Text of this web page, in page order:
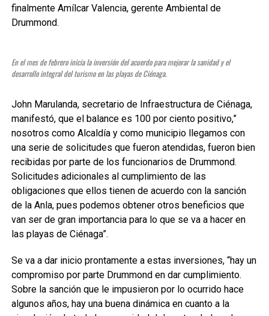
finalmente Amílcar Valencia, gerente Ambiental de
Drummond.
En el mes de febrero inicia la inversión del acuerdo para mejorar la sanidad y el
desarrollo integral del turismo en las playas de Ciénaga.
John Marulanda, secretario de Infraestructura de Ciénaga,
manifestó, que el balance es 100 por ciento positivo,”
nosotros como Alcaldía y como municipio llegamos con
una serie de solicitudes que fueron atendidas, fueron bien
recibidas por parte de los funcionarios de Drummond.
Solicitudes adicionales al cumplimiento de las
obligaciones que ellos tienen de acuerdo con la sanción
de la Anla, pues podemos obtener otros beneficios que
van ser de gran importancia para lo que se va a hacer en
las playas de Ciénaga”.
Se va a dar inicio prontamente a estas inversiones, “hay un
compromiso por parte Drummond en dar cumplimiento.
Sobre la sanción que le impusieron por lo ocurrido hace
algunos años, hay una buena dinámica en cuanto a la